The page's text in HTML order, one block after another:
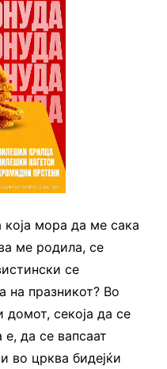
мора да ме сака
ме родила, се
се
на празникот? Во
домот, секоја да се
да се вапсаат
во црква бидејќи